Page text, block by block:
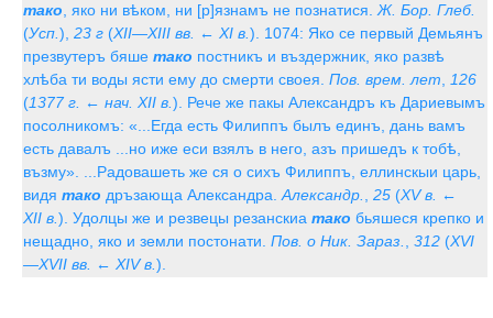
тако , яко ни вѣком, ни [р]язнамъ не познатися. Ж. Бор. Глеб.
(Усп. ), 23 г (XII—XIII вв. ← XI в. ). 1074: Яко се первый Демьянъ
презвутеръ бяше тако постникъ и въздержник, яко развѣ
хлѣба ти воды ясти ему до смерти своея. Пов. врем. лет
126
(1377 г. ← нач. XII в. ). Рече же пакы Александръ къ Дариевымъ
посолникомъ: «...Егда есть Филиппъ былъ единъ, дань вамъ
есть давалъ ...но иже еси взялъ в него, азъ пришедъ к тобѣ,
възму». ...Радовашеть же ся о сихъ Филиппъ, еллинскыи царь,
видя тако дръзающа Александра. Александр. 25 (XV в. ←
XII в. ). Удолцы же и резвецы резанскиа тако бьяшеся крепко и
нещадно, яко и земли постонати. Пов. о Ник. Зараз. 312 (XVI
—XVII вв. ← XIV в. ).